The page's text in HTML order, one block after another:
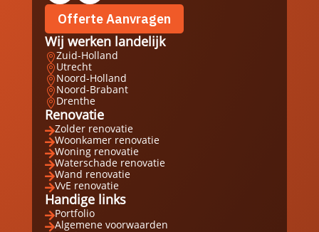
Offerte Aanvragen
Wij werken landelijk
Zuid-Holland
Utrecht
Noord-Holland
Noord-Brabant
Drenthe
Renovatie
Zolder renovatie
Woonkamer renovatie
Woning renovatie
Waterschade renovatie
Wand renovatie
VvE renovatie
Handige links
Portfolio
Algemene voorwaarden